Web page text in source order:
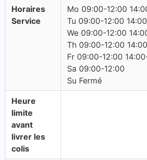
Horaires
Service
Mo 09:00-12:00
Tu 09:00-12:00
We 09:00-12:00
Th 09:00-12:00
Fr 09:00-12:00
Sa 09:00-12:00
Su Fermé
Heure
limite
avant
livrer les
colis